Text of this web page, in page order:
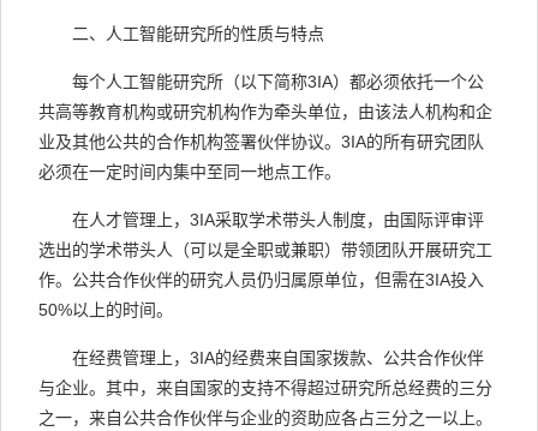
二、人工智能研究所的性质与特点
每个人工智能研究所（以下简称3IA）都必须依托一个公
共高等教育机构或研究机构作为牵头单位，由该法人机构和企
业及其他公共的合作机构签署伙伴协议。3IA的所有研究团队
必须在一定时间内集中至同一地点工作。
在人才管理上，3IA采取学术带头人制度，由国际评审评
选出的学术带头人（可以是全职或兼职）带领团队开展研究工
作。公共合作伙伴的研究人员仍归属原单位，但需在3IA投入
50%以上的时间。
在经费管理上，3IA的经费来自国家拨款、公共合作伙伴
与企业。其中，来自国家的支持不得超过研究所总经费的三分
之一，来自公共合作伙伴与企业的资助应各占三分之一以上。